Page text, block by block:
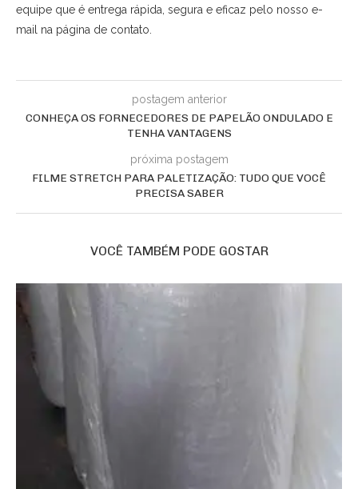
equipe que é entrega rápida, segura e eficaz pelo nosso e-
mail na página de contato.
postagem anterior
CONHEÇA OS FORNECEDORES DE PAPELÃO ONDULADO E
TENHA VANTAGENS
próxima postagem
FILME STRETCH PARA PALETIZAÇÃO: TUDO QUE VOCÊ
PRECISA SABER
VOCÊ TAMBÉM PODE GOSTAR